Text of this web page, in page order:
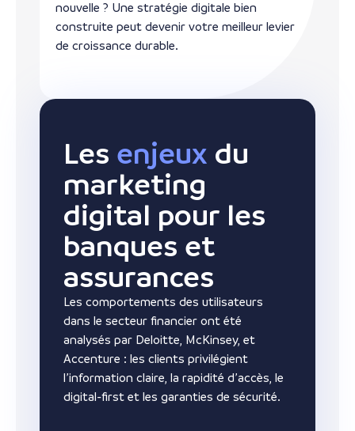
nouvelle ? Une stratégie digitale bien
construite peut devenir votre meilleur levier
de croissance durable.
Les enjeux du
marketing
digital pour les
banques et
assurances
Les comportements des utilisateurs
dans le secteur financier ont été
analysés par Deloitte, McKinsey, et
Accenture : les clients privilégient
l’information claire, la rapidité d’accès, le
digital-first et les garanties de sécurité.